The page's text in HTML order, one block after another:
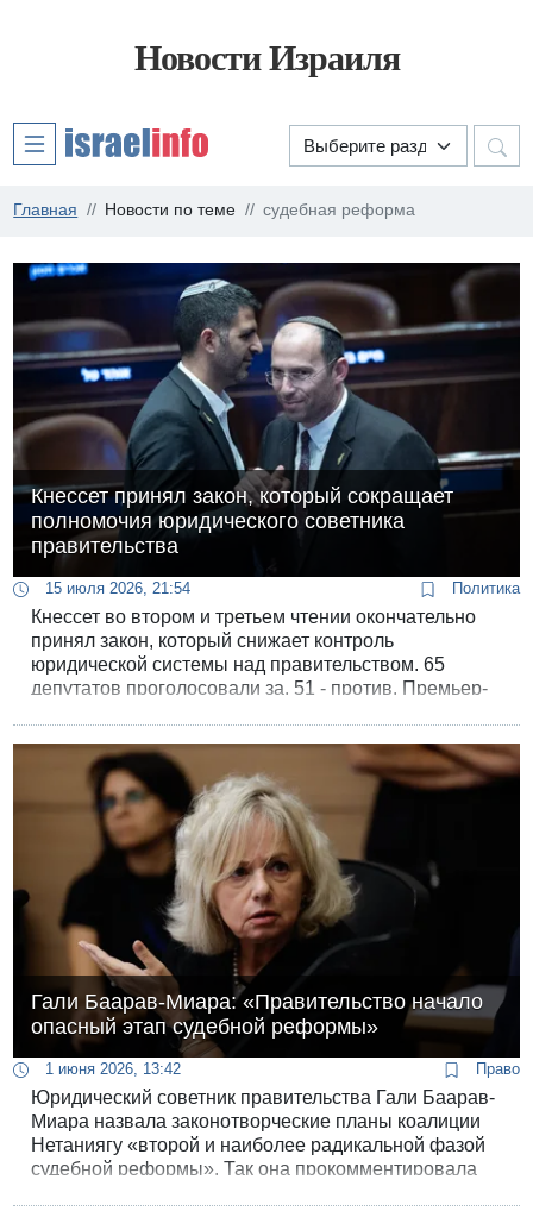
Новости Израиля
Главная Новости по теме судебная реформа
Кнессет принял закон, который сокращает
полномочия юридического советника
правительства
15 июля 2026, 21:54 Политика
Кнессет во втором и третьем чтении окончательно
принял закон, который снижает контроль
юридической системы над правительством. 65
депутатов проголосовали за, 51 - против. Премьер-
Гали Баарав-Миара: «Правительство начало
опасный этап судебной реформы»
1 июня 2026, 13:42 Право
Юридический советник правительства Гали Баарав-
Миара назвала законотворческие планы коалиции
Нетаниягу «второй и наиболее радикальной фазой
судебной реформы». Так она прокомментировала